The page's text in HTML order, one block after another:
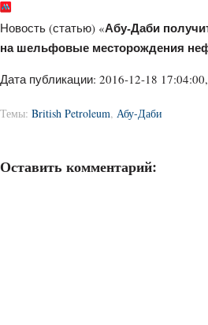
Новость (статью) «Абу-Даби
на шельфовые месторождения
Дата публикации: 2016-12-18 17:04:00
Темы: British Petroleum, Абу-Даби
Оставить комментарий: